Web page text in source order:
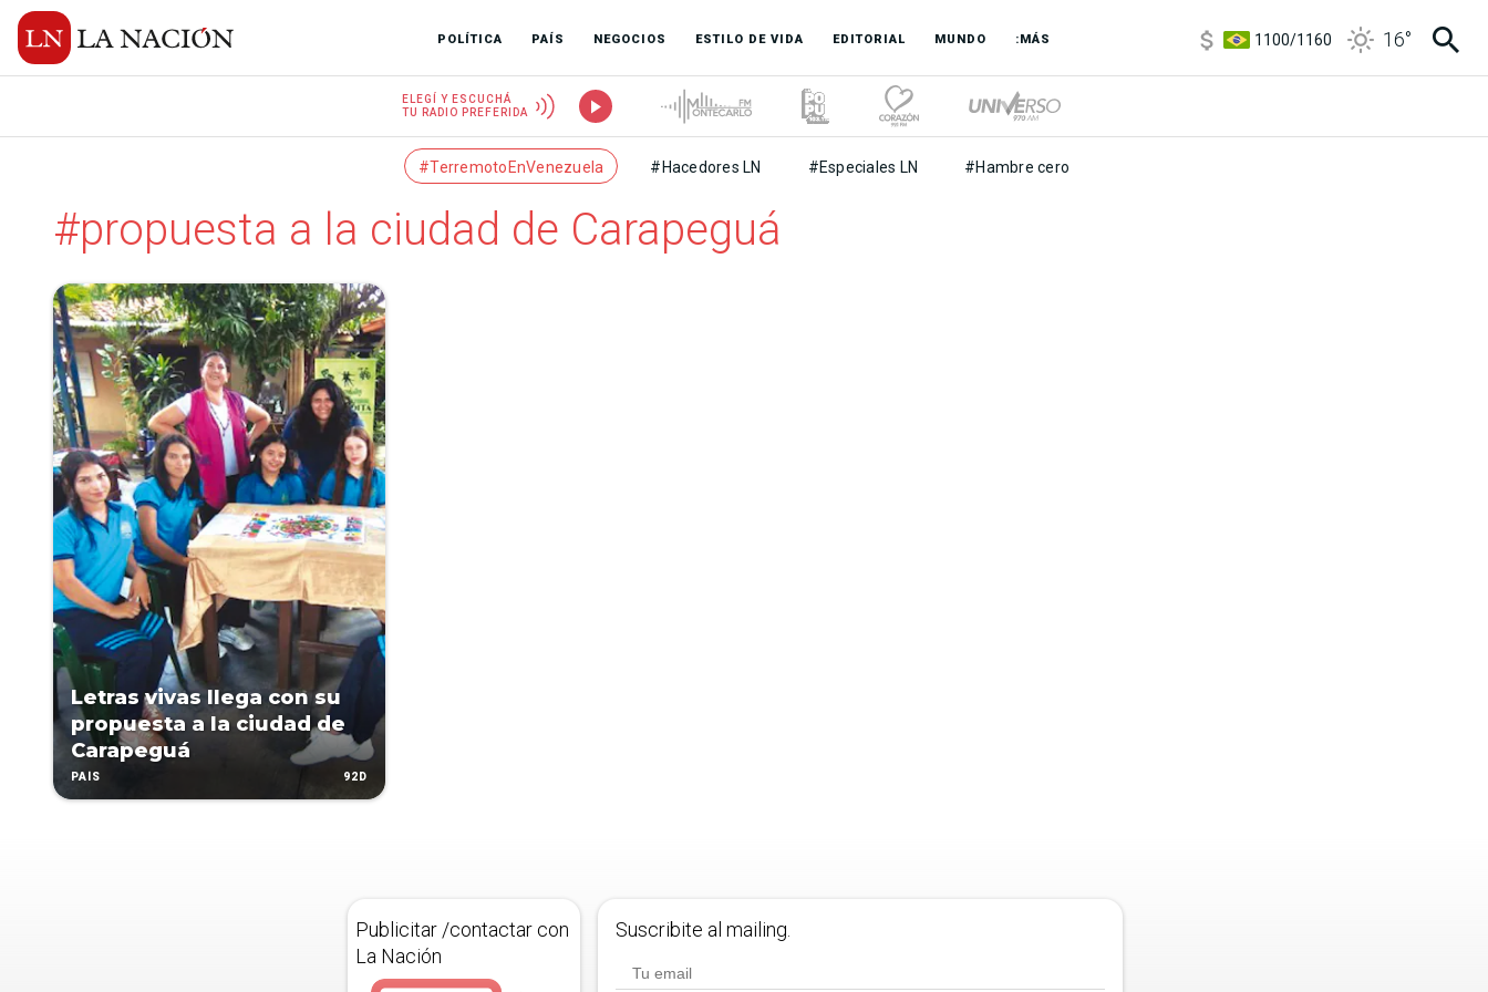
POLÍTICA PAÍS NEGOCIOS ESTILO DE VIDA EDITORIAL MUNDO :MÁS
1100/1160
16°
ELEGÍ Y ESCUCHÁ
TU RADIO PREFERIDA
#TerremotoEnVenezuela #Hacedores LN #Especiales LN #Hambre cero
#propuesta a la ciudad de Carapeguá
Letras vivas llega con su
propuesta a la ciudad de
Carapeguá
PAÍS 92D
Publicitar /contactar con
La Nación
Suscribite al mailing.